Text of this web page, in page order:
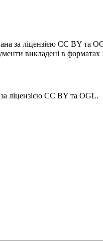
за ліцензією CC BY
викладені в
ліцензією CC BY та OGL.